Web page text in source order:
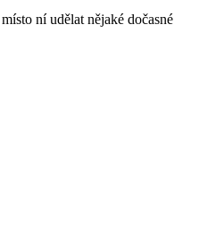
ní udělat nějaké dočasné